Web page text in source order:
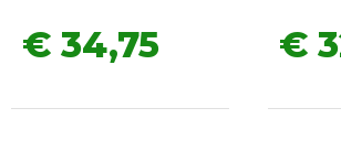
€ 34,75 €